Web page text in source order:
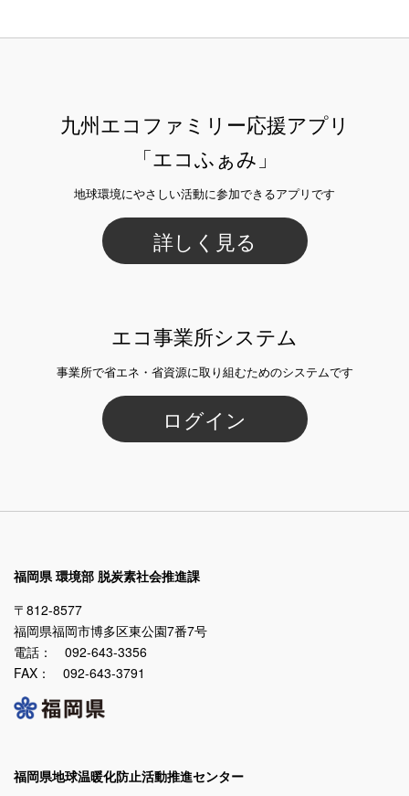
九州エコファミリー応援アプリ
「エコふぁみ」
地球環境にやさしい活動に参加できるアプリです
詳しく見る
エコ事業所システム
事業所で省エネ・省資源に取り組むためのシステムです
ログイン
福岡県 環境部 脱炭素社会推進課
〒812-8577
福岡県福岡市博多区東公園7番7号
電話： 092-643-3356
FAX： 092-643-3791
福岡県地球温暖化防止活動推進センター